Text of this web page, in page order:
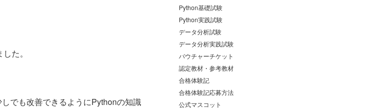
た。
でも改善できるようにPythonの知識
Python基礎試験
Python実践試験
データ分析試験
データ分析実践試験
バウチャーチケット
認定教材・参考教材
合格体験記
合格体験記応募方法
公式マスコット